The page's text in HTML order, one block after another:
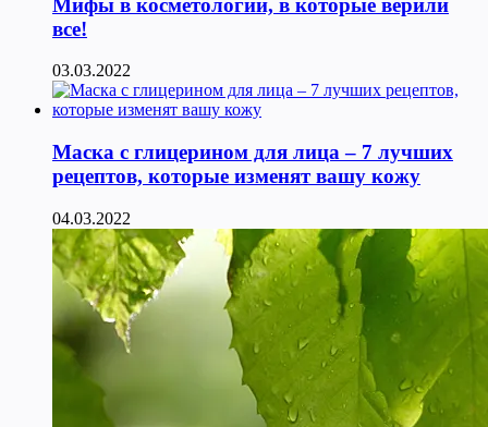
Мифы в косметологии, в которые верили
все!
03.03.2022
Маска с глицерином для лица – 7 лучших
рецептов, которые изменят вашу кожу
04.03.2022